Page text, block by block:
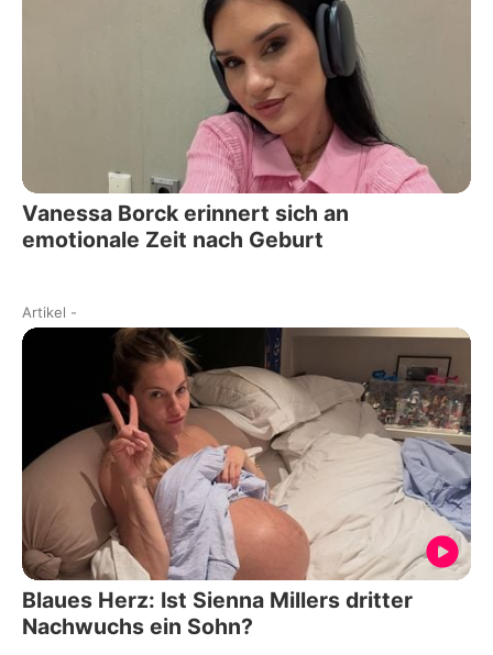
Vanessa Borck erinnert sich an
emotionale Zeit nach Geburt
Artikel -
Blaues Herz: Ist Sienna Millers dritter
Nachwuchs ein Sohn?